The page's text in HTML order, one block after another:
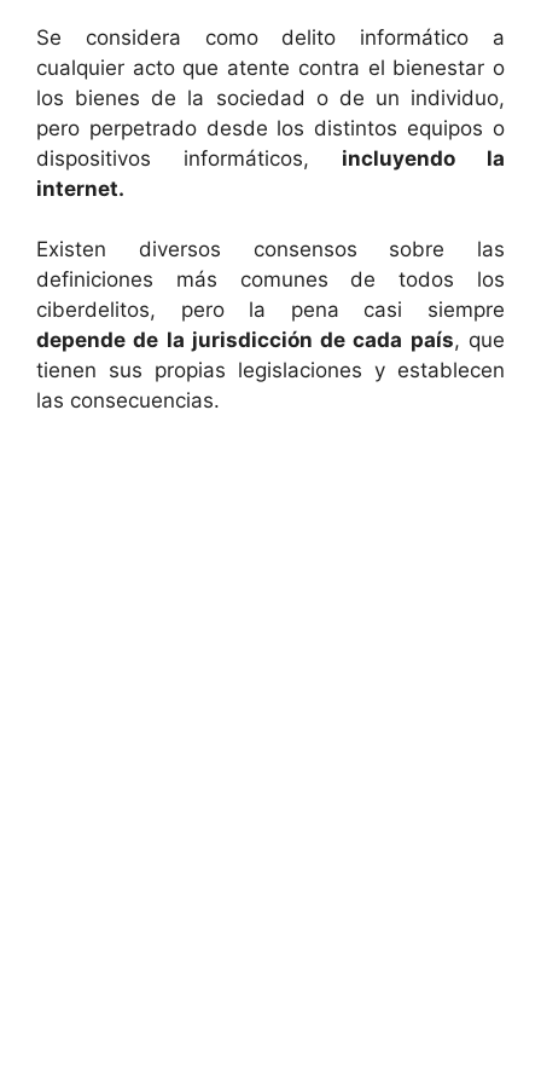
Se considera como delito informático a
cualquier acto que atente contra el bienestar o
los bienes de la sociedad o de un individuo,
pero perpetrado desde los distintos equipos o
dispositivos informáticos, incluyendo la
internet.
Existen diversos consensos sobre las
definiciones más comunes de todos los
ciberdelitos, pero la pena casi siempre
depende de la jurisdicción de cada país, que
tienen sus propias legislaciones y establecen
las consecuencias.